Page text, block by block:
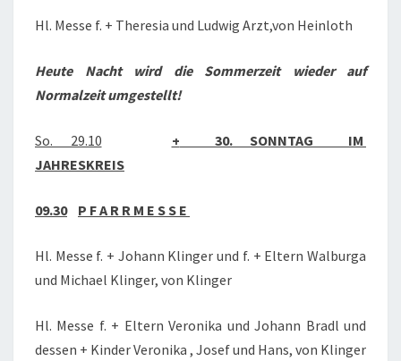
Hl. Messe f. + Theresia und Ludwig Arzt,von Heinloth
Heute Nacht wird die Sommerzeit wieder auf
Normalzeit umgestellt!
So. 29.10 + 30. SONNTAG IM
JAHRESKREIS
09.30 P F A R R M E S S E
Hl. Messe f. + Johann Klinger und f. + Eltern Walburga
und Michael Klinger, von Klinger
Hl. Messe f. + Eltern Veronika und Johann Bradl und
dessen + Kinder Veronika , Josef und Hans, von Klinger